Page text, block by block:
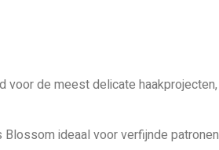
voor de meest delicate haakprojecten,
ideaal voor verfijnde patronen